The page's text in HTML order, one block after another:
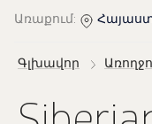
Առաքում:
Գլխավոր